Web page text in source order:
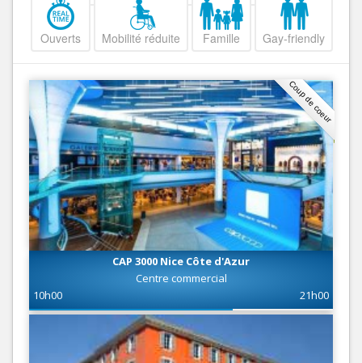
Ouverts Mobilité réduite Famille Gay-friendly
Coup de coeur
CAP 3000 Nice Côte d'Azur
Centre commercial
10h00
21h00